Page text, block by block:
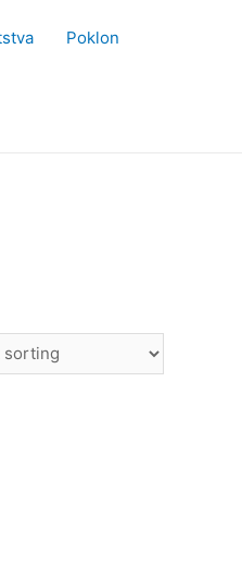
Poklon